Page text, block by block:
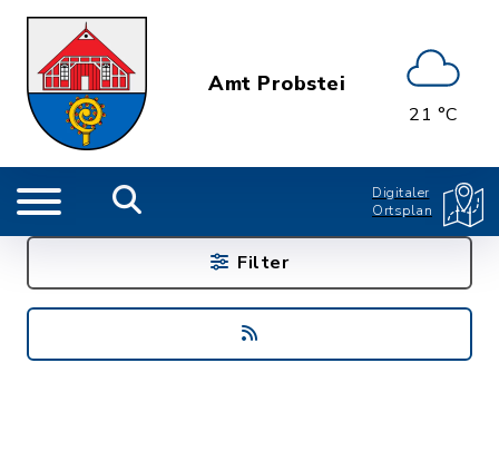
Amt Probstei
21 °C
Digitaler
Ortsplan
Filter